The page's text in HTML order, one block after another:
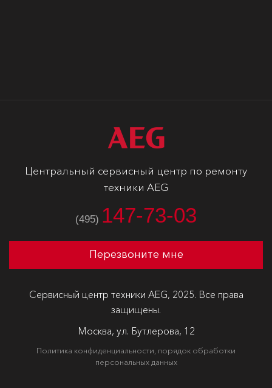
Центральный сервисный центр по ремонту
техники AEG
(495) 147-73-03
Перезвоните мне
Сервисный центр техники AEG, 2025. Все права
защищены.
Москва, ул. Бутлерова, 12
Политика конфиденциальности, порядок обработки
персональных данных